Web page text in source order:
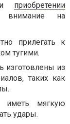
и приобретении
внимание на
прилегать к
тугими.
изготовлены из
таких как
иметь мягкую
удары.